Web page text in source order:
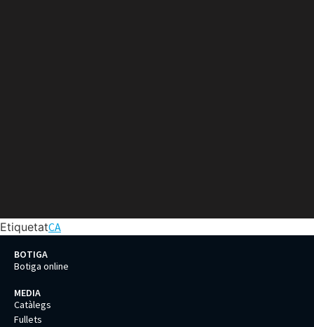
EtiquetatCA
BOTIGA
Botiga online
MEDIA
Catàlegs
Fullets